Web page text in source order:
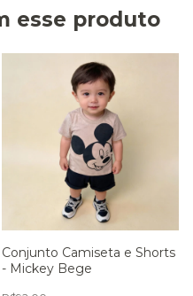
esse produto
Conjunto Camiseta e Shorts
- Mickey Bege